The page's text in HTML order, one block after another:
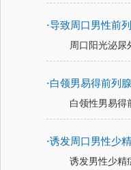
·导致周口男性前
周口阳光泌尿
·白领男易得前列
白领性男易得
·诱发周口男性少
诱发男性少精